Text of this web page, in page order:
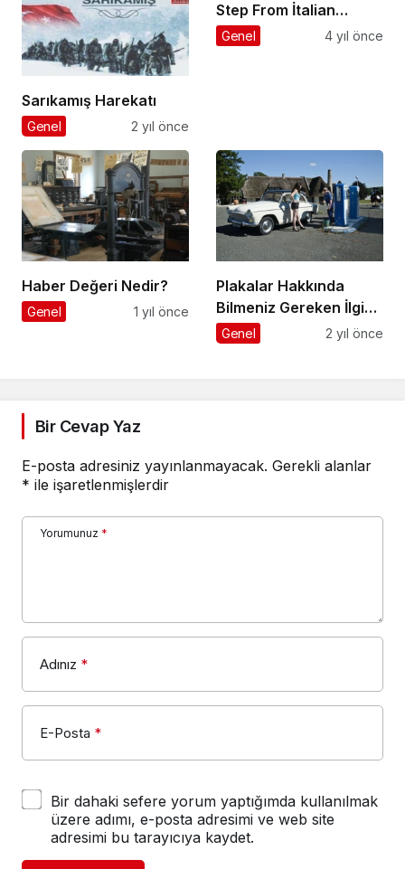
Sarıkamış Harekatı
Genel 2 yıl önce
Step From İtalian
Worldwide Player
Forwording İnc
Genel 4 yıl önce
Haber Değeri Nedir?
Genel 1 yıl önce
Plakalar Hakkında
Bilmeniz Gereken İlginç
Gerçekler
Genel 2 yıl önce
Bir Cevap Yaz
E-posta adresiniz yayınlanmayacak. Gerekli alanlar
* ile işaretlenmişlerdir
Yorumunuz *
Adınız *
E-Posta *
Bir dahaki sefere yorum yaptığımda kullanılmak
üzere adımı, e-posta adresimi ve web site
adresimi bu tarayıcıya kaydet.